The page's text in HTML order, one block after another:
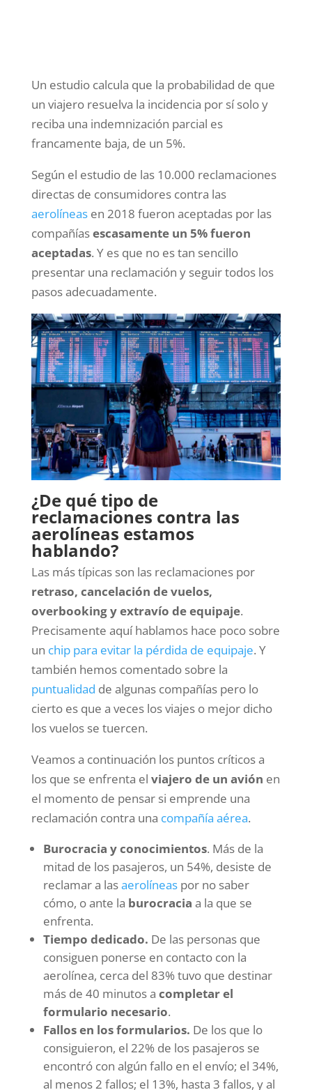
Un estudio calcula que la probabilidad de que
un viajero resuelva la incidencia por sí solo y
reciba una indemnización parcial es
francamente baja, de un 5%.
Según el estudio de las 10.000 reclamaciones
directas de consumidores contra las
aerolíneasen 2018 fueron aceptadas por las
compañíasescasamente un 5% fueron
aceptadas. Y es que no es tan sencillo
presentar una reclamación y seguir todos los
pasos adecuadamente.
¿De qué tipo de
reclamaciones contra las
aerolíneas estamos
hablando?
Las más típicas son las reclamaciones por
retraso, cancelación de vuelos,
overbooking y extravío de equipaje.
Precisamente aquí hablamos hace poco sobre
un chip para evitar la pérdida de equipaje. Y
también hemos comentado sobre la
puntualidad de algunas compañías pero lo
cierto es que a veces los viajes o mejor dicho
los vuelos se tuercen.
Veamos a continuación los puntos críticos a
los que se enfrenta el viajero de un avión en
el momento de pensar si emprende una
reclamación contra una compañía aérea.
Burocracia y conocimientos. Más de la
mitad de los pasajeros, un 54%, desiste de
reclamar a lasaerolíneaspor no saber
cómo, o ante la burocracia a la que se
enfrenta.
Tiempo dedicado. De las personas que
consiguen ponerse en contacto con la
aerolínea, cerca del 83% tuvo que destinar
más de 40 minutos a completar el
formulario necesario.
Fallos en los formularios. De los que lo
consiguieron, el 22% de los pasajeros se
encontró con algún fallo en el envío; el 34%,
al menos 2 fallos; el 13%, hasta 3 fallos, y al